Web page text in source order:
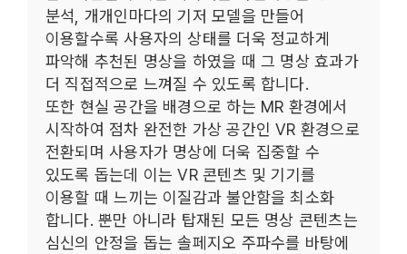
분석, 개개인마다의 기저 모델을 만들어
이용할수록 사용자의 상태를 더욱 정교하게
파악해 추천된 명상을 하였을 때 그 명상 효과가
더 직접적으로 느껴질 수 있도록 합니다.
또한 현실 공간을 배경으로 하는 MR 환경에서
시작하여 점차 완전한 가상 공간인 VR 환경으로
전환되며 사용자가 명상에 더욱 집중할 수
있도록 돕는데 이는 VR 콘텐츠 및 기기를
이용할 때 느끼는 이질감과 불안함을 최소화
합니다. 뿐만 아니라 탑재된 모든 명상 콘텐츠는
심신의 안정을 돕는 솔페지오 주파수를 바탕에